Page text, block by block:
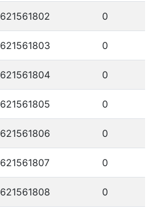
621561802 0
621561803 0
621561804 0
621561805 0
621561806 0
621561807 0
621561808 0